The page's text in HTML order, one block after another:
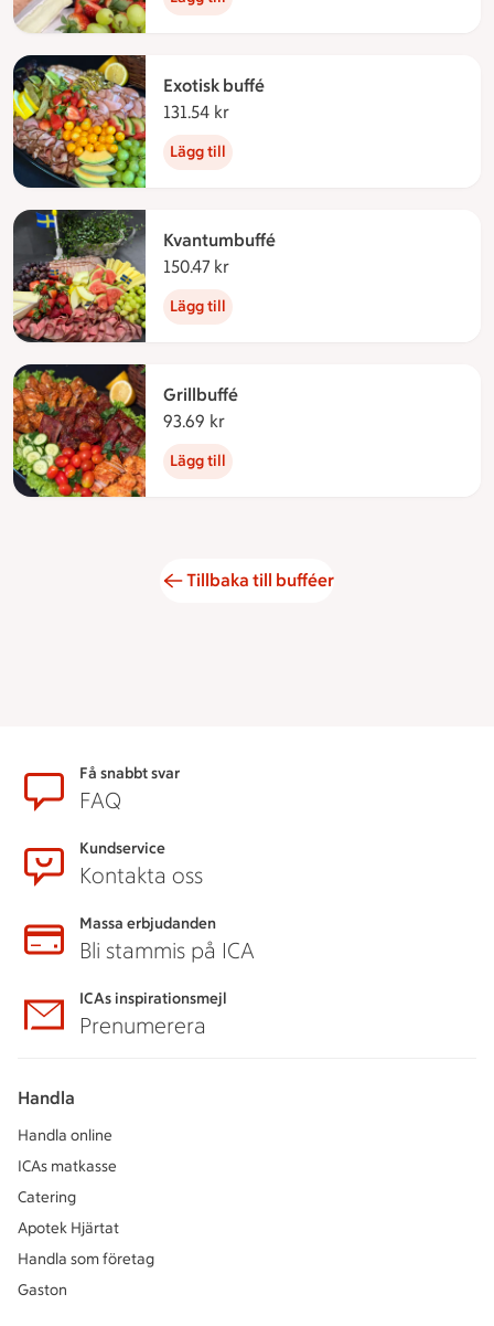
Exotisk buffé
131.54 kr
Lägg till
Kvantumbuffé
150.47 kr
Lägg till
Grillbuffé
93.69 kr
Lägg till
Tillbaka till bufféer
SidfotFå snabbt svar
FAQ
Kundservice
Kontakta oss
Massa erbjudanden
Bli stammis på ICA
ICAs inspirationsmejl
Prenumerera
Handla
Handla online
ICAs matkasse
Catering
Apotek Hjärtat
Handla som företag
Gaston